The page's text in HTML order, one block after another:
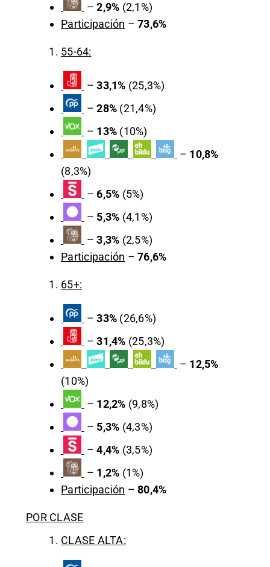
–2,9% (2,1%)
Participación – 73,6%
55-64:
–33,1% (25,3%)
–28% (21,4%)
– 13% (10%)
– 10,8%
(8,3%)
–6,5% (5%)
– 5,3% (4,1%)
–3,3% (2,5%)
Participación – 76,6%
65+:
–33% (26,6%)
–31,4% (25,3%)
– 12,5%
(10%)
– 12,2% (9,8%)
– 5,3% (4,3%)
–4,4% (3,5%)
– 1,2% (1%)
Participación – 80,4%
POR CLASE
CLASE ALTA: